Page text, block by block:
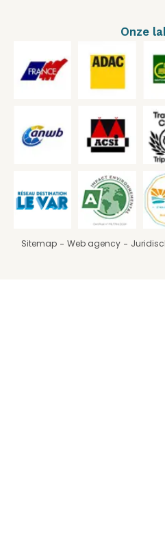
Onze
Sitemap Web agency